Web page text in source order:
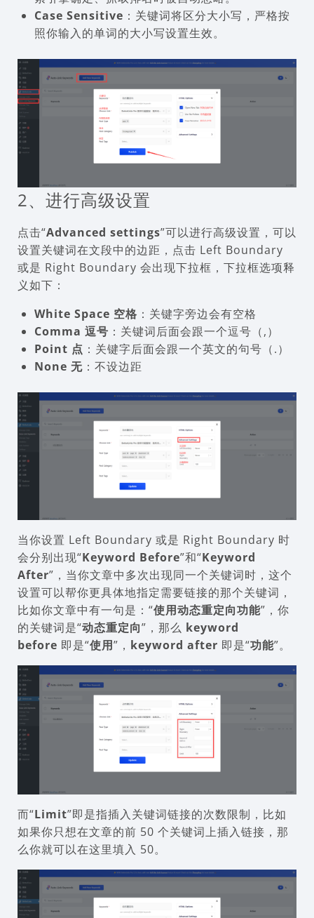
Case Sensitive ：关键词将区分大小写，严格按
照你输入的单词的大小写设置生效。
2、进行高级设置
点击“Advanced settings”可以进行高级设置，可以
设置关键词在文段中的边距，点击 Left Boundary
或是 Right Boundary 会出现下拉框，下拉框选项释
义如下：
White Space 空格 ：关键字旁边会有空格
Comma 逗号 ：关键词后面会跟一个逗号（,）
Point 点 ：关键字后面会跟一个英文的句号（.）
None 无 ：不设边距
当你设置 Left Boundary 或是 Right Boundary 时
会分别出现“Keyword Before”和“Keyword
After”，当你文章中多次出现同一个关键词时，这个
设置可以帮你更具体地指定需要链接的那个关键词，
比如你文章中有一句是：“使用动态重定向功能”，你
的关键词是“动态重定向”，那么 keyword
before 即是“使用”， keyword after 即是“功能”。
而“Limit”即是指插入关键词链接的次数限制，比如
如果你只想在文章的前 50 个关键词上插入链接，那
么你就可以在这里填入 50。